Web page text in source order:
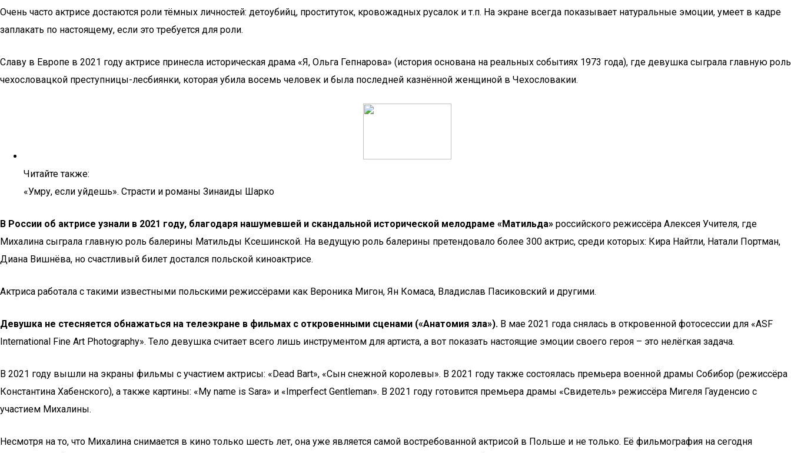
Очень часто актрисе достаются роли тёмных личностей: детоубийц, проституток, кровожадных русалок и т.п. На экране всегда показывает натуральные эмоции, умеет в кадре
заплакать по настоящему, если это требуется для роли.
Славу в Европе в 2021 году актрисе принесла историческая драма «Я, Ольга Гепнарова» (история основана на реальных событиях 1973 года), где девушка сыграла главную роль
чехословацкой преступницы-лесбиянки, которая убила восемь человек и была последней казнённой женщиной в Чехословакии.
Читайте также:
«Умру, если уйдешь». Страсти и романы Зинаиды Шарко
В России об актрисе узнали в 2021 году, благодаря нашумевшей и скандальной исторической мелодраме «Матильда» российского режиссёра Алексея Учителя, где
Михалина сыграла главную роль балерины Матильды Ксешинской. На ведущую роль балерины претендовало более 300 актрис, среди которых: Кира Найтли, Натали Портман,
Диана Вишнёва, но счастливый билет достался польской киноактрисе.
Актриса работала с такими известными польскими режиссёрами как Вероника Мигон, Ян Комаса, Владислав Пасиковский и другими.
Девушка не стесняется обнажаться на телеэкране в фильмах с откровенными сценами («Анатомия зла»). В мае 2021 года снялась в откровенной фотосессии для «ASF
International Fine Art Photography». Тело девушка считает всего лишь инструментом для артиста, а вот показать настоящие эмоции своего героя – это нелёгкая задача.
В 2021 году вышли на экраны фильмы с участием актрисы: «Dead Bart», «Сын снежной королевы». В 2021 году также состоялась премьера военной драмы Собибор (режиссёра
Константина Хабенского), а также картины: «My name is Sara» и «Imperfect Gentleman». В 2021 году готовится премьера драмы «Свидетель» режиссёра Мигеля Гауденсио с
участием Михалины.
Несмотря на то, что Михалина снимается в кино только шесть лет, она уже является самой востребованной актрисой в Польше и не только. Её фильмография на сегодня